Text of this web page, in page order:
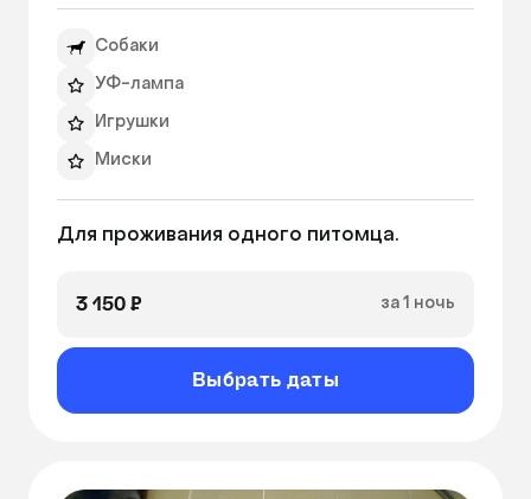
Собаки
УФ-лампа
Игрушки
Миски
Теплые полы
Лежанка
Для проживания одного питомца.
3 150 ₽ за 1 ночь
Выбрать даты